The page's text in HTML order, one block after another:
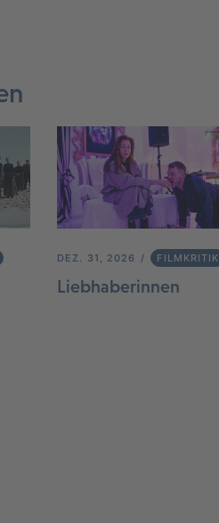
DEZ. 31, 2026 FILMKRITIK
Liebhaberinnen